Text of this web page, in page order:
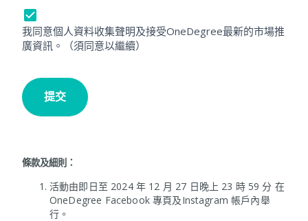
a
r
–
G
v
e
a
y
我同意個人資料收集聲明及接受OneDegree最新的市場推
廣資訊。（須同意以繼續）
提交
條款及細則：
活動由即日至 2024 年 12 月 27 日晚上 23 時 59 分 在
OneDegree Facebook 專頁及Instagram 帳戶內舉
行。